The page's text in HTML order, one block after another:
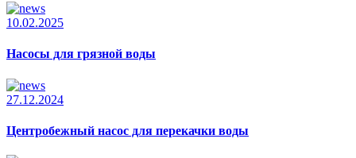
10.02.2025
Насосы для грязной воды
27.12.2024
Центробежный насос для перекачки воды